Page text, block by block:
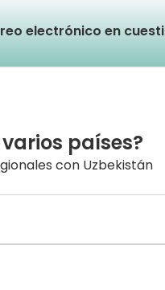
electrónico en
países?
con Uzbekistán